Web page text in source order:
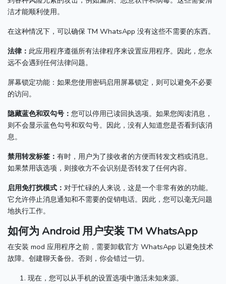
洁才能顺利使用。
在这种情况下，可以确保 TM WhatsApp 没有这些不需要的东西。
法律： 此应用程序遵循所有法律程序来设置应用程序。 因此，您永
远不会遇到任何法律问题。
屏幕锁定功能：如果您使用密码启用屏幕锁定，则可以避免不必要
的访问。
隐藏蓝色和双勾号： 您可以停用已读回执选项。 如果您阅读消息，
则不会显示蓝色勾号和双勾号。 因此，没有人知道您是否看到该消
息。
禁用转发标签： 有时，用户为了接收者的方便而转发文档或消息。
如果禁用该选项，则接收方不会识别是否转发了任何内容。
启用免打扰模式： 对于忙碌的人来说，这是一个非常有效的功能。
它允许停止消息通知和不需要的促销电话。 因此，您可以毫无问题
地执行工作。
如何为 Android 用户安装 TM WhatsApp
在安装 mod 应用程序之前，需要卸载官方 WhatsApp 以避免技术
故障。 创建聊天备份。 否则，你会错过一切。
现在，您可以从手机的设置选项中激活未知来源。